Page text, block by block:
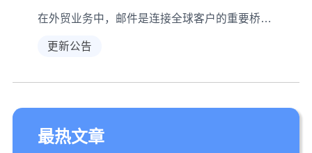
在外贸业务中，邮件是连接全球客户的重要桥梁，但垃圾邮件泛滥常导致商机被淹没。国外VPS通过多维度反垃圾过滤技术，为外贸企业构建高效防护网，本文详解其核心工作方式。
更新公告
最热文章